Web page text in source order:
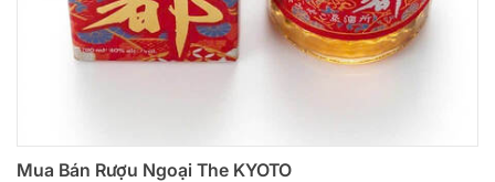
Mua Bán Rượu Ngoại The KYOTO